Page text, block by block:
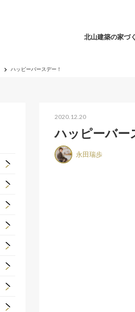
北山建築の家づ
ハッピーバースデー！
2020.12.20
ハッピーバー
永田瑞歩